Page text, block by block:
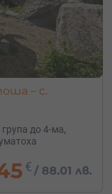
– с.
до 4-ма,
€ / 88.01 лв.